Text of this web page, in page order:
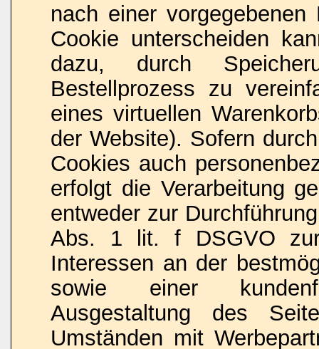
nach einer
Cookie unterscheiden
dazu, durch
Bestellprozess zu
eines virtuellen
der Website). Sofern
Cookies auch
erfolgt die Verarbeitung
entweder zur
Abs. 1 lit. f DSGVO zur
Interessen an der
sowie einer
Ausgestaltung des
Umständen mit